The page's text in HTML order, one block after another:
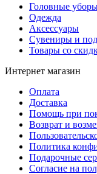
Головные
Одежда
Аксессуары
Сувениры и
Товары со
Интернет магазин
Оплата
Доставка
Помощь при
Возврат и
Политика
Подарочные
Согласие на